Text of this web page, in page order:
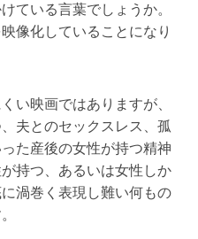
ている言葉でしょうか。
像化していることになり
い映画ではありますが、
夫とのセックスレス、孤
た産後の女性が持つ精神
持つ、あるいは女性しか
渦巻く表現し難い何もの